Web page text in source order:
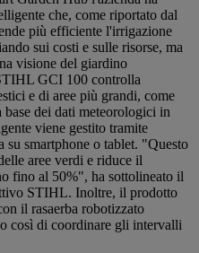
che, come riportato dal
più efficiente l'irrigazione
sui costi e sulle risorse, ma
visione del giardino
GCI 100 controlla
e di aree più grandi, come
dei dati meteorologici in
viene gestito tramite
su smartphone o tablet. "Questo
aree verdi e riduce il
fino al 50%", ha sottolineato il
STIHL. Inoltre, il prodotto
il rasaerba robotizzato
così di coordinare gli intervalli